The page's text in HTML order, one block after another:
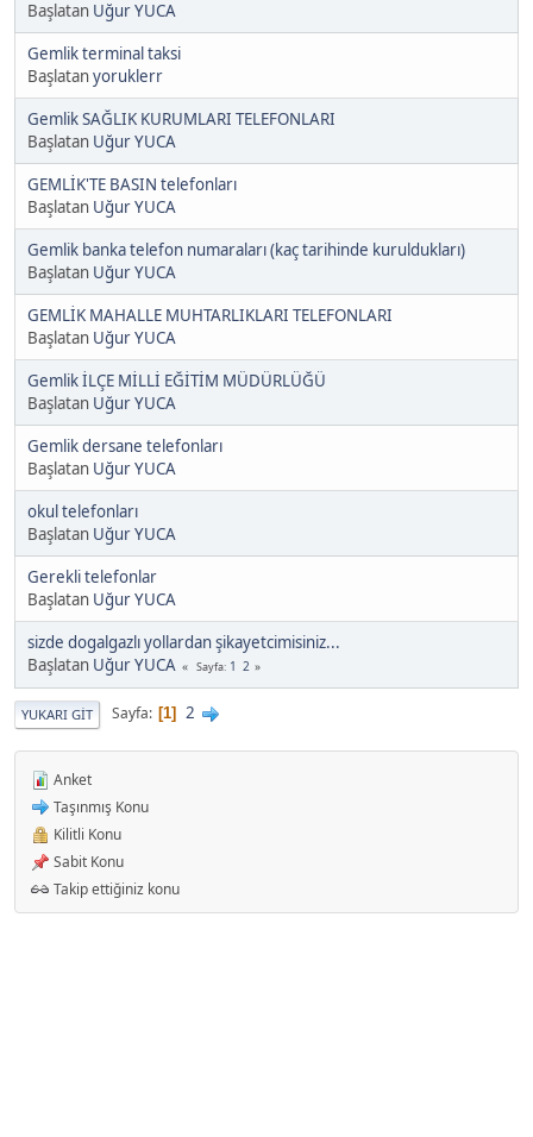
Başlatan Uğur YUCA
Gemlik terminal taksi
Başlatanyoruklerr
Gemlik SAĞLIK KURUMLARI TELEFONLARI
Başlatan Uğur YUCA
GEMLİK'TE BASIN telefonları
Başlatan Uğur YUCA
Gemlik banka telefon numaraları (kaç tarihinde kuruldukları)
Başlatan Uğur YUCA
GEMLİK MAHALLE MUHTARLIKLARI TELEFONLARI
Başlatan Uğur YUCA
Gemlik İLÇE MİLLİ EĞİTİM MÜDÜRLÜĞÜ
Başlatan Uğur YUCA
Gemlik dersane telefonları
Başlatan Uğur YUCA
okul telefonları
Başlatan Uğur YUCA
Gerekli telefonlar
Başlatan Uğur YUCA
sizde dogalgazlı yollardan şikayetcimisiniz...
Başlatan Uğur YUCA Sayfa 1 2
YUKARI GIT Sayfa 1 2
Anket
Taşınmış Konu
Kilitli Konu
Sabit Konu
Takip ettiğiniz konu